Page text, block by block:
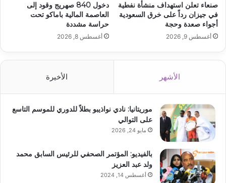
صنعاء تعلن استهداف منشأة نفطية
في جيزان رداً على خرق السعودية
أجواء صعدة وحجة
أغسطس 9, 2026
دخول 840 صهريج وقود إلى
العاصمة المالية باماكو تحت
حراسة مشددة
أغسطس 8, 2026
الأشهر الأخيرة
موريتانيا: نادي نواذيبو بطلاً للدوري للموسم التاسع
على التوالي
مايو 24, 2026
بالفيديو: المؤتمر الصحفي للرئيس السابق محمد
ولد عبد العزيز
أغسطس 14, 2024